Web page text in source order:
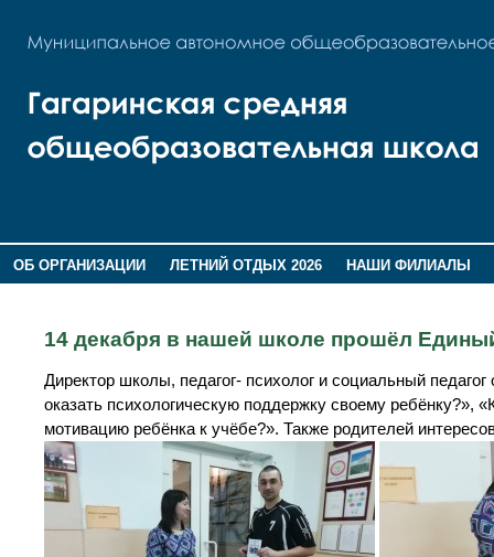
ОБ ОРГАНИЗАЦИИ ЛЕТНИЙ ОТДЫХ 2026
НАШИ ФИЛИАЛЫ
14 декабря в нашей школе прошёл
Директор школы, педагог- психолог и социальный
оказать психологическую поддержку своему ребёнку?»,
мотивацию ребёнка к учёбе?». Также родителей